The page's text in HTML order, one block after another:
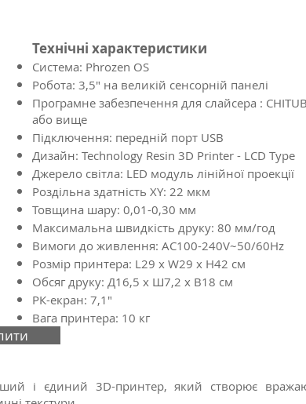
Технічні характеристики
Система: Phrozen OS
Робота: 3,5" на великій сенсорній панелі
Програмне забезпечення для слайсера :
або вище
Підключення: передній порт USB
Дизайн: Technology Resin 3D Printer - LCD Type
Джерело світла: LED модуль лінійної проекції
Роздільна здатність XY: 22 мкм
Товщина шару: 0,01-0,30 мм
Максимальна швидкість друку: 80 мм/год
Вимоги до живлення: AC100-240V~50/60Hz
Розмір принтера: L29 x W29 x H42 см
Обсяг друку: Д16,5 x Ш7,2 x В18 см
РК-екран: 7,1"
Вага принтера: 10 кг
і єдиний 3D-принтер,який створює